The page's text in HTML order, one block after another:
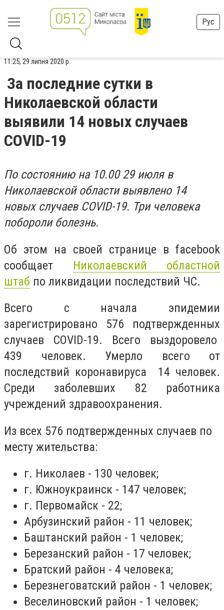
Рус
11:25, 29 липня 2020 р.
За последние сутки в
Николаевской области
выявили 14 новых случаев
COVID-19
По состоянию на 10.00 29 июля в
Николаевской области выявлено 14
новых случаев COVID-19. Три человека
побороли болезнь.
Об этом на своей странице в facebook
сообщает Николаевский областной
штаб по ликвидации последствий ЧС.
Всего с начала эпидемии
зарегистрировано 576 подтвержденных
случаев COVID-19. Всего выздоровело
439 человек. Умерло всего от
последствий коронавируса 14 человек.
Среди заболевших 82 работника
учреждений здравоохранения.
Из всех 576 подтвержденных случаев по
месту жительства:
г. Николаев - 130 человек;
г. Южноукраинск - 147 человек;
г. Первомайск - 22;
Арбузинский район - 11 человек;
Баштанский район - 1 человек;
Березанский район - 17 человек;
Братский район - 4 человека;
Березнеговатский район - 1 человек;
Веселиновский район - 1 человек;